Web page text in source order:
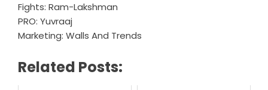
Fights: Ram-Lakshman
PRO: Yuvraaj
Marketing: Walls And Trends
Related Posts: